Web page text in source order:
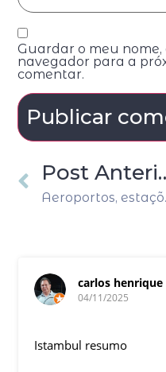
Guardar o meu nome,
navegador para a
comentar.
carlos henrique
04/11/2025
Istambul resumo